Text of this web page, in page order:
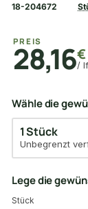
18-204672
PREIS
28,16€
/
Wähle die
1 Stück
Unbegrenzt
Lege die
Stück